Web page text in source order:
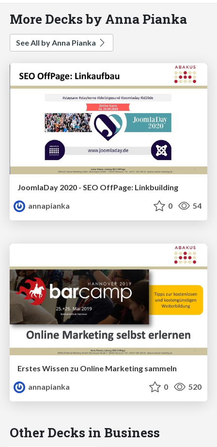
More Decks by Anna Pianka
See All by Anna Pianka
JoomlaDay 2020 - SEO OffPage: Linkbuilding
annapianka
0 54
Erstes Wissen zu Online Marketing sammeln
annapianka
0 520
Other Decks in Business